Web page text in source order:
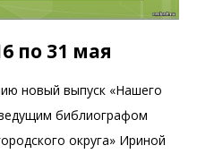
по 31 мая
новый выпуск «Нашего
библиографом
округа» Ириной